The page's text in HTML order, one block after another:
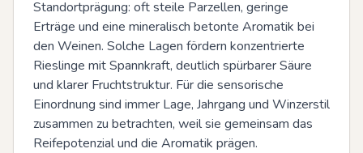
Standortprägung: oft steile Parzellen, geringe
Erträge und eine mineralisch betonte Aromatik bei
den Weinen. Solche Lagen fördern konzentrierte
Rieslinge mit Spannkraft, deutlich spürbarer Säure
und klarer Fruchtstruktur. Für die sensorische
Einordnung sind immer Lage, Jahrgang und Winzerstil
zusammen zu betrachten, weil sie gemeinsam das
Reifepotenzial und die Aromatik prägen.